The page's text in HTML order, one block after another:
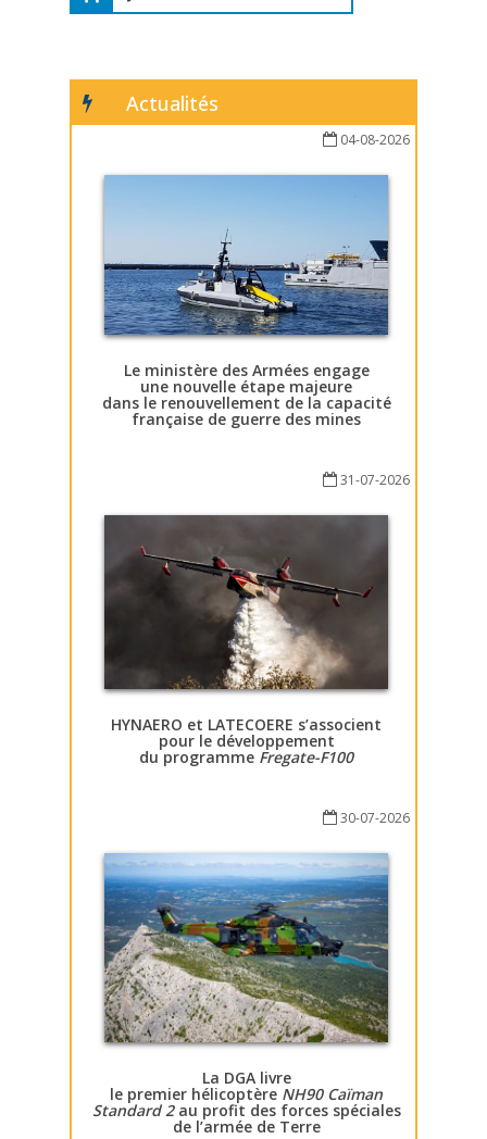
Actualités
04-08-2026
Le ministère des Armées engage
une nouvelle étape majeure
dans le renouvellement de la capacité
française de guerre des mines
31-07-2026
HYNAERO et LATECOERE s’associent
pour le développement
du programme Fregate-F100
30-07-2026
La DGA livre
le premier hélicoptère NH90 Caïman
Standard 2au profit des forces spéciales
de l’armée de Terre